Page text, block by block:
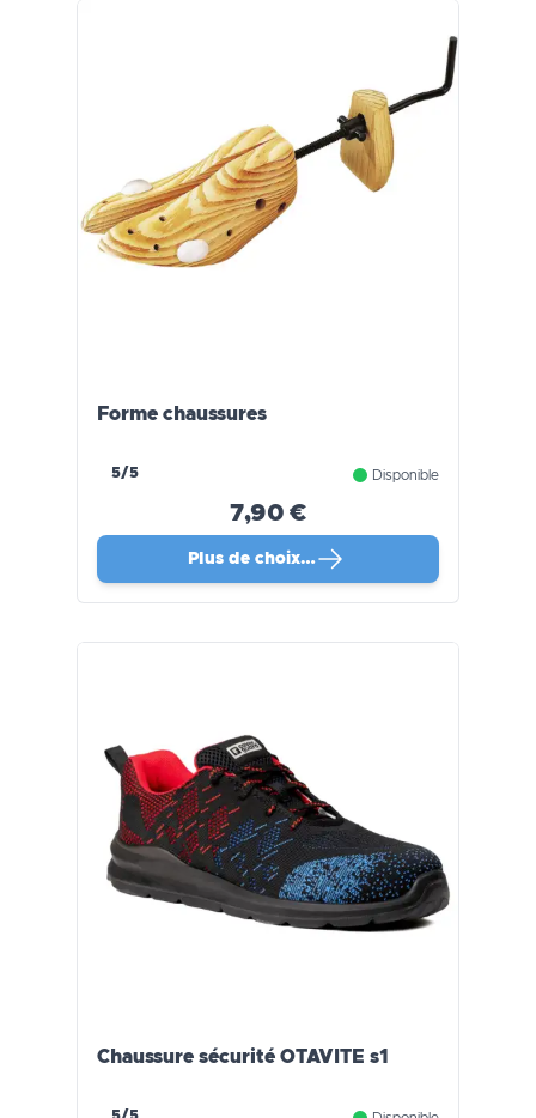
Forme chaussures
5/5 Disponible
7,90 €
Plus de choix…
Chaussure sécurité OTAVITE s1
5/5